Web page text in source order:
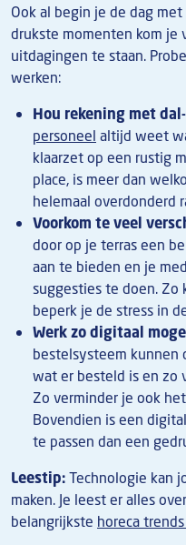
Ook al begin je de dag
drukste momenten kom je
uitdagingen te staan.
werken:
Hou rekening met
personeel altijd weet
klaarzet op een rustig
place, is meer dan
helemaal overdonderd
Voorkom te veel
door op je terras een
aan te bieden en je
suggesties te doen. Zo
beperk je de stress in
Werk zo digitaal
bestelsysteem kunnen
wat er besteld is en zo
Zo verminder je ook
Bovendien is een
te passen dan een
Leestip:Technologie kan
maken. Je leest er alles
belangrijkste horeca